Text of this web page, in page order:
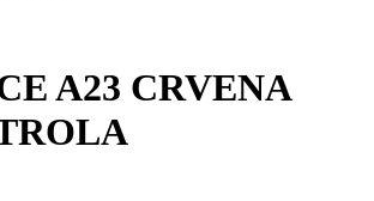
A23 CRVENA